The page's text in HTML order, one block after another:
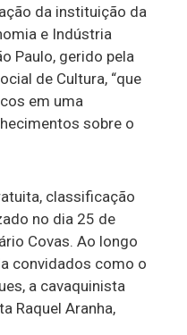
da instituição da
e Indústria
Paulo, gerido pela
de Cultura, “que
em uma
sobre o
classificação
no dia 25 de
Covas. Ao longo
convidados como o
a cavaquinista
Raquel Aranha,